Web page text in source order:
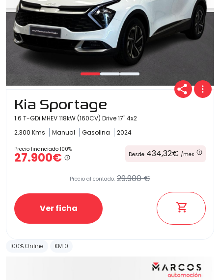
Cuota
Año
Kilómetros
Combustible
(Elige una o varias opciones)
Etiqueta medioambiental
Kia Sportage
1.6 T-GDi MHEV 118kW (160CV) Drive 17" 4x2
2.300 Kms
Manual Gasolina 2024
Precio financiado 100%
27.900€ Desde 434,32€ /mes
Precio al contado: 29.900 €
Ver ficha
100% Online KM 0